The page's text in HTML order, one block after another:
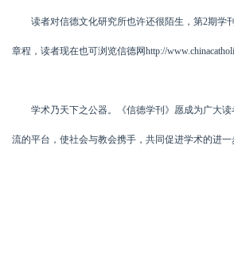
读者对信德文化研究所也许还很陌生，第2期学
章程，读者现在也可浏览信德网http://
学术乃天下之公器。《信德学刊》愿成为广大读
流的平台，使社会与教会携手，共同促进学术的进一